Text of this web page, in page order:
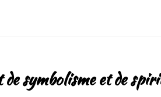
symbolisme et de